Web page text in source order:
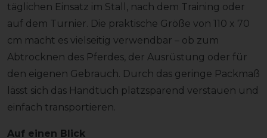
täglichen Einsatz im Stall, nach dem Training oder
auf dem Turnier. Die praktische Größe von 110 x 70
cm macht es vielseitig verwendbar – ob zum
Abtrocknen des Pferdes, der Ausrüstung oder für
den eigenen Gebrauch. Durch das geringe Packmaß
lässt sich das Handtuch platzsparend verstauen und
einfach transportieren.
Auf einen Blick